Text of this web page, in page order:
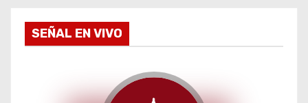
aSEÑAL EN VIVO